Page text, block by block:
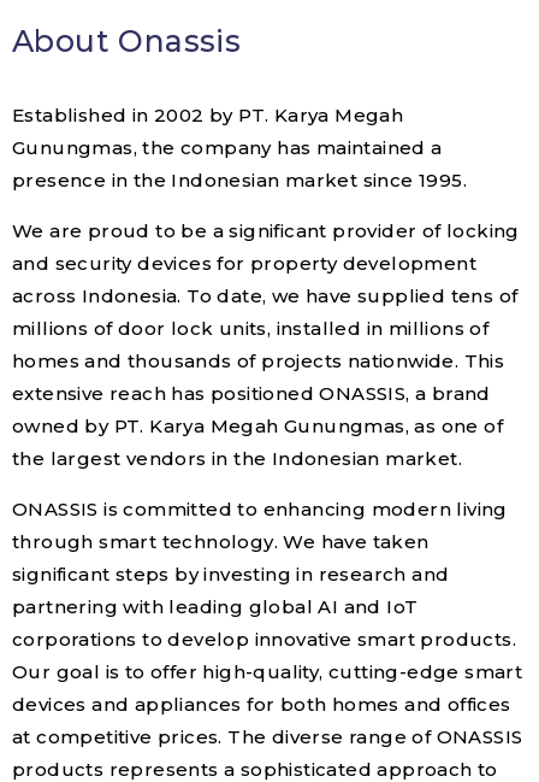
About Onassis
Established in 2002 by PT. Karya Megah
Gunungmas, the company has maintained a
presence in the Indonesian market since 1995.
We are proud to be a significant provider of locking
and security devices for property development
across Indonesia. To date, we have supplied tens of
millions of door lock units, installed in millions of
homes and thousands of projects nationwide. This
extensive reach has positioned ONASSIS, a brand
owned by PT. Karya Megah Gunungmas, as one of
the largest vendors in the Indonesian market.
ONASSIS is committed to enhancing modern living
through smart technology. We have taken
significant steps by investing in research and
partnering with leading global AI and IoT
corporations to develop innovative smart products.
Our goal is to offer high-quality, cutting-edge smart
devices and appliances for both homes and offices
at competitive prices. The diverse range of ONASSIS
products represents a sophisticated approach to